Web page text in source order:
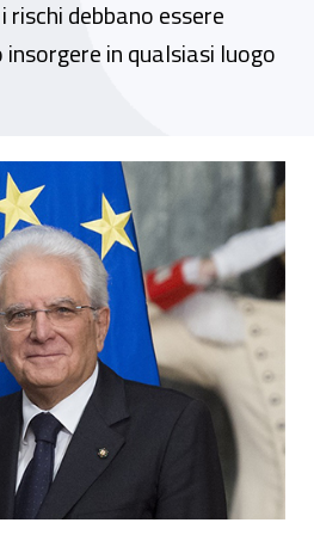
debbano essere
in qualsiasi luogo
dei caduti sul